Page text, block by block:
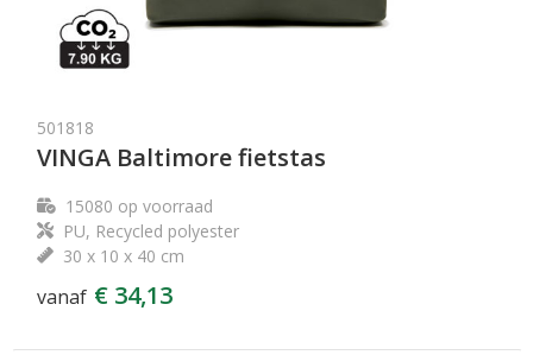
501818
VINGA Baltimore fietstas
15080 op voorraad
PU, Recycled polyester
30 x 10 x 40 cm
vanaf € 34,13